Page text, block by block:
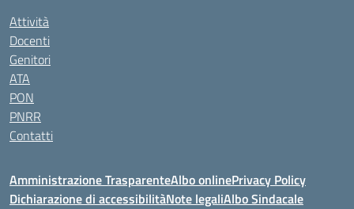
Attività
Docenti
Genitori
ATA
PON
PNRR
Contatti
Amministrazione TrasparenteAlbo onlinePrivacy Policy
Dichiarazione di accessibilitàNote legaliAlbo Sindacale